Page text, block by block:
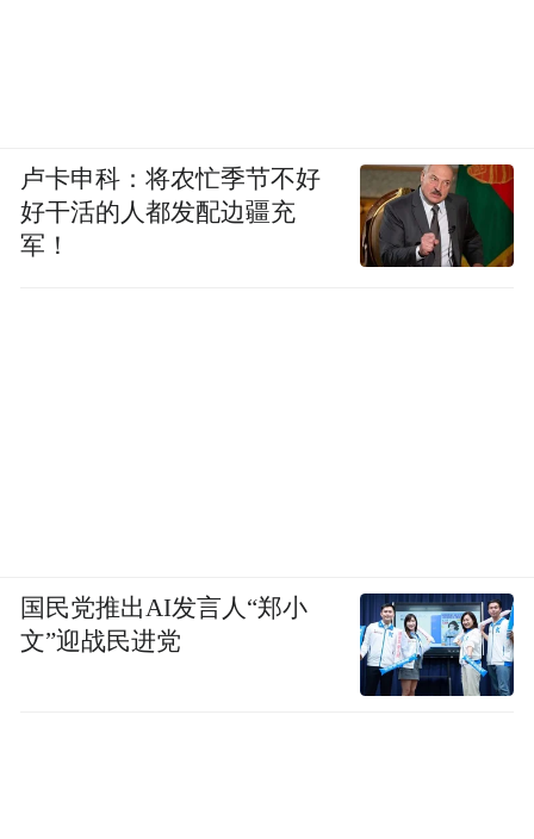
卢卡申科：将农忙季节不好
好干活的人都发配边疆充
军！
国民党推出AI发言人“郑小
文”迎战民进党